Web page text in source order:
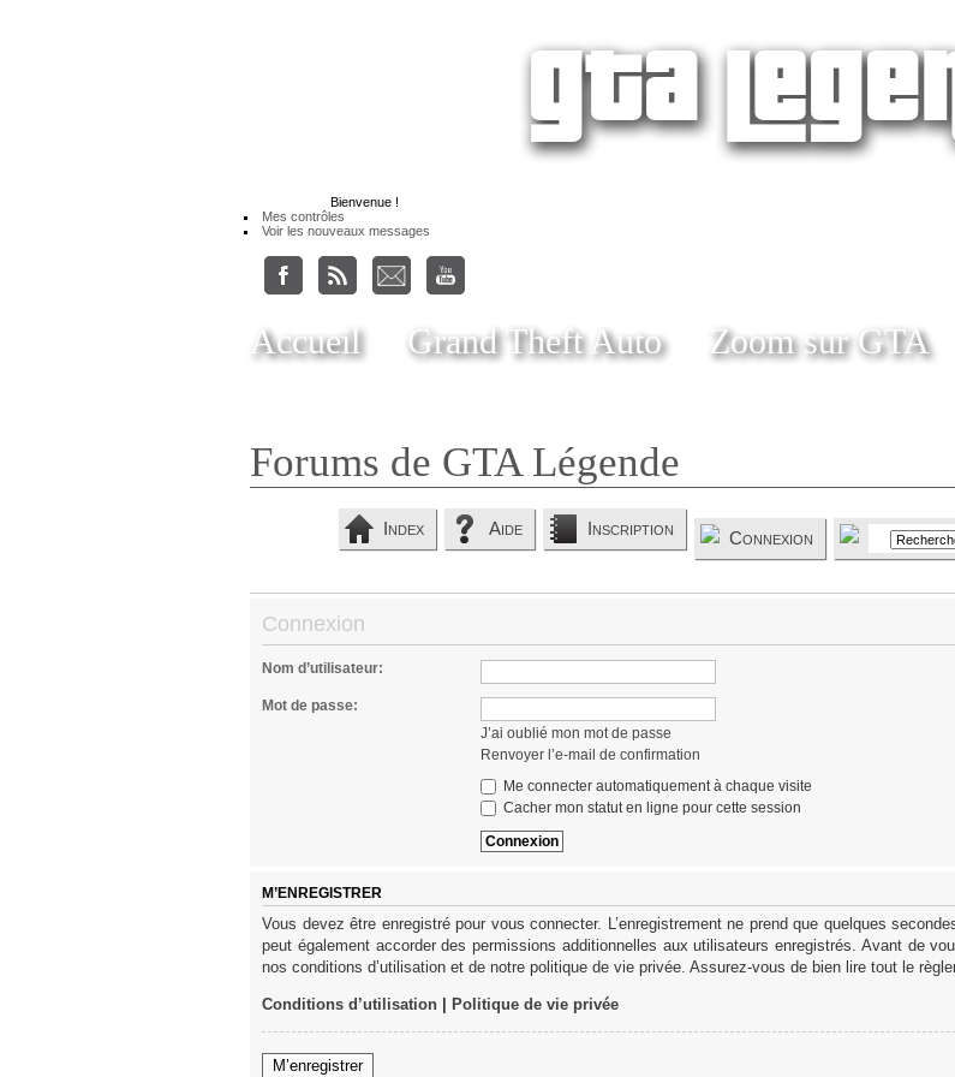
Bienvenue !
Mes contrôles
Voir les nouveaux messages
Accueil Grand Theft Auto Zoom sur GTA
Forums de GTA Légende
Index Aide Inscription Connexion
Connexion
Nom d’utilisateur:
Mot de passe:
J’ai oublié mon mot de passe
Renvoyer l’e-mail de confirmation
Me connecter automatiquement à chaque visite
Cacher mon statut en ligne pour cette session
M’ENREGISTRER
Vous devez être enregistré pour vous connecter. L’enregistrement ne prend que quelques
peut également accorder des permissions additionnelles aux utilisateurs enregistrés. Avant de
nos conditions d’utilisation et de notre politique de vie privée. Assurez-vous de bien lire tout le
Conditions d’utilisation Politique de vie privée
M’enregistrer